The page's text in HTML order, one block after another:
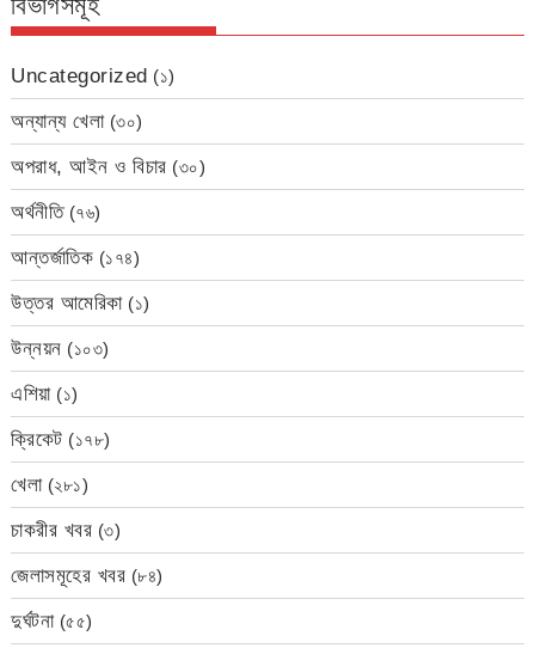
Uncategorized (১)
অন্যান্য খেলা(৩০)
অপরাধ, আইন ও বিচার (৩০)
অর্থনীতি(৭৬)
আন্তর্জাতিক (১৭৪)
উত্তর আমেরিকা(১)
উন্নয়ন (১০৩)
এশিয়া(১)
ক্রিকেট (১৭৮)
খেলা(২৮১)
চাকরীর খবর (৩)
জেলাসমূহের খবর (৮৪)
দুর্ঘটনা(৫৫)